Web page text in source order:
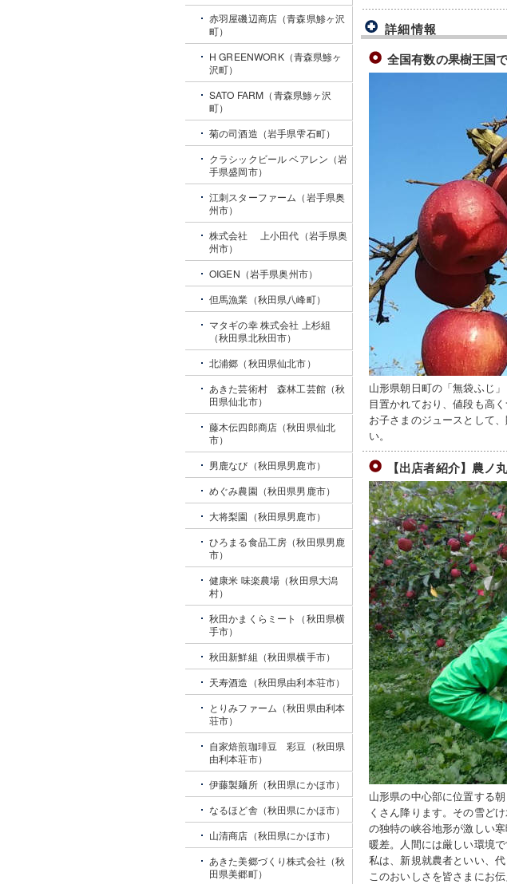
詳細情報
全国有数の果樹王国
山形県朝日町の「無袋ふじ
目置かれており、値段も高
お子さまのジュースとして
い。
【出店者紹介】農ノ
山形県の中心部に位置する
くさん降ります。その雪ど
の独特の峡谷地形が激しい
暖差。人間には厳しい環境
私は、新規就農者といい、
このおいしさを皆さまにお
赤羽屋磯辺商店（青森県鯵ヶ沢
町）
H GREENWORK（青森県鯵ヶ
沢町）
SATO FARM（青森県鯵ヶ沢
町）
菊の司酒造（岩手県雫石町）
クラシックビール ベアレン（岩
手県盛岡市）
江刺スターファーム（岩手県奥
州市）
株式会社 上小田代（岩手県奥
州市）
OIGEN（岩手県奥州市）
但馬漁業（秋田県八峰町）
マタギの幸 株式会社 上杉組
（秋田県北秋田市）
北浦郷（秋田県仙北市）
あきた芸術村 森林工芸館（秋
田県仙北市）
藤木伝四郎商店（秋田県仙北
市）
男鹿なび（秋田県男鹿市）
めぐみ農園（秋田県男鹿市）
大将梨園（秋田県男鹿市）
ひろまる食品工房（秋田県男鹿
市）
健康米 味楽農場（秋田県大潟
村）
秋田かまくらミート（秋田県横
手市）
秋田新鮮組（秋田県横手市）
天寿酒造（秋田県由利本荘市）
とりみファーム（秋田県由利本
荘市）
自家焙煎珈琲豆 彩豆（秋田県
由利本荘市）
伊藤製麺所（秋田県にかほ市）
なるほど舎（秋田県にかほ市）
山清商店（秋田県にかほ市）
あきた美郷づくり株式会社（秋
田県美郷町）